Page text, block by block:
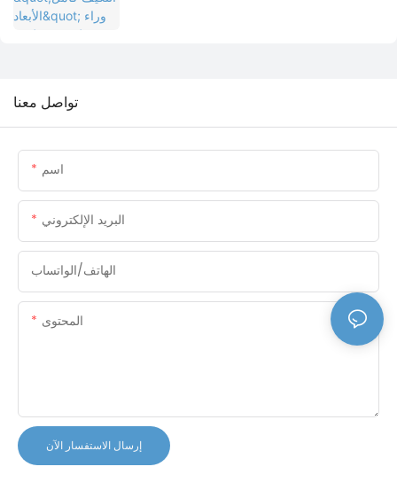
تواصل معنا
اسم
البريد الإلكتروني
الهاتف/الواتساب
المحتوى
إرسال الاستفسار الآن